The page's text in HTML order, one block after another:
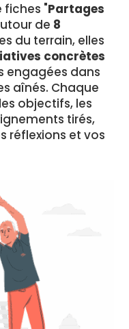
fiches "Partages
de 8
du terrain, elles
concrètes
engagées dans
aînés. Chaque
objectifs, les
tirés,
réflexions et vos